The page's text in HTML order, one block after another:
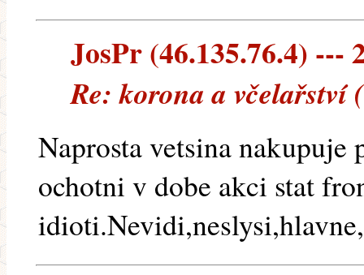
JosPr (46.135.76.4) ---
Re: korona a včelařství
Naprosta vetsina nakupuje
ochotni v dobe akci stat